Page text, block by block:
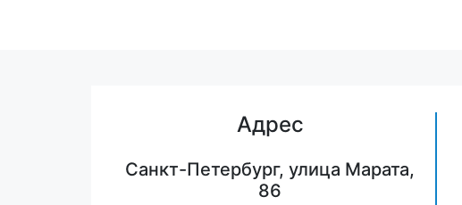
Адрес
Санкт-Петербург, улица Марата,
86